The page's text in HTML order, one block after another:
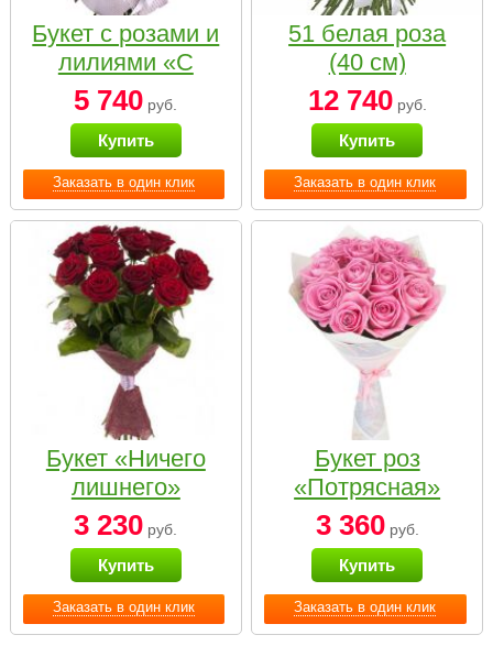
Заказать в один клик
Букет с розами и
лилиями «С
наилучшими
пожеланиями»
5 740 руб.
Купить
Заказать в один клик
51 белая роза
(40 см)
12 740руб.
Купить
Заказать в один клик
Букет «Ничего
лишнего»
3 230 руб.
Купить
Заказать в один клик
Букет роз
«Потрясная»
3 360руб.
Купить